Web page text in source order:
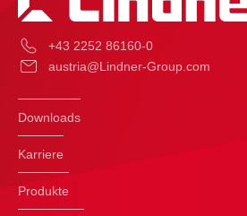
+43 2252 86160-0
austria@Lindner-Group.com
Downloads
Karriere
Produkte